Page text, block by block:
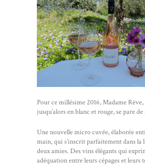
Pour ce millésime 2016, Madame
jusqu’alors en blanc et rouge, se pare
Une nouvelle micro cuvée, élaborée
main, qui s’inscrit parfaitement dans la
deux amies. Des vins élégants qui
adéquation entre leurs cépages et leurs